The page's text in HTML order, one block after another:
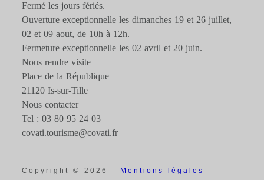
Fermé les jours fériés.
Ouverture exceptionnelle les dimanches 19 et 26 juillet,
02 et 09 aout, de 10h à 12h.
Fermeture exceptionnelle les 02 avril et 20 juin.
Nous rendre visite
Place de la République
21120 Is-sur-Tille
Nous contacter
Tel : 03 80 95 24 03
covati.tourisme@covati.fr
Copyright © 2026 - Mentions légales -